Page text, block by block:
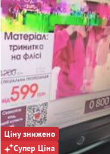
Ціну знижено
Супер Ціна